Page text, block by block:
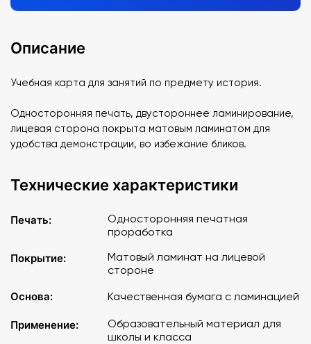
Описание
Учебная карта для занятий по предмету история.
Односторонняя печать, двустороннее ламинирование,
лицевая сторона покрыта матовым ламинатом для
удобства демонстрации, во избежание бликов.
Технические характеристики
Печать:
Односторонняя печатная
проработка
Покрытие:
Матовый ламинат на лицевой
стороне
Основа:
Качественная бумага с ламинацией
Применение:
Образовательный материал для
школы и класса